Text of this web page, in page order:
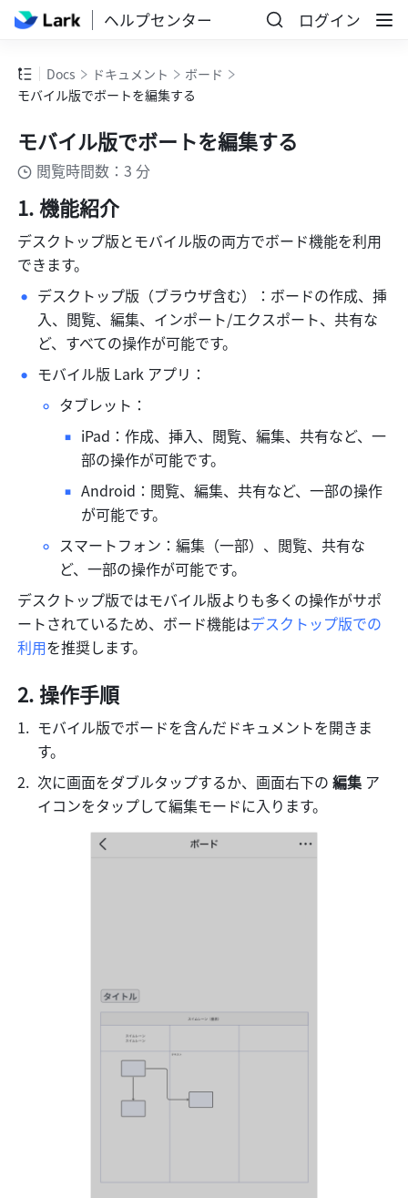
ヘルプセンター ログイン
Docs ドキュメント
ボード
モバイル版でボートを編集する
モバイル版でボートを編集する
閲覧時間数：3 分
機能紹介
デスクトップ版とモバイル版の両方でボード機能を利用
できます。
デスクトップ版（ブラウザ含む）：ボードの作成、挿
入、閲覧、編集、インポート/エクスポート、共有な
ど、すべての操作が可能です。
モバイル版 Lark アプリ：
タブレット：
iPad：作成、挿入、閲覧、編集、共有など、一
部の操作が可能です。
Android：閲覧、編集、共有など、一部の操作
が可能です。
スマートフォン：編集（一部）、閲覧、共有な
ど、一部の操作が可能です。
デスクトップ版ではモバイル版よりも多くの操作がサポ
ートされているため、ボード機能はデスクトップ版での
利用を推奨します。
操作手順
モバイル版でボードを含んだドキュメントを開きま
す。
次に画面をダブルタップするか、画面右下の 編集 ア
イコンをタップして編集モードに入ります。